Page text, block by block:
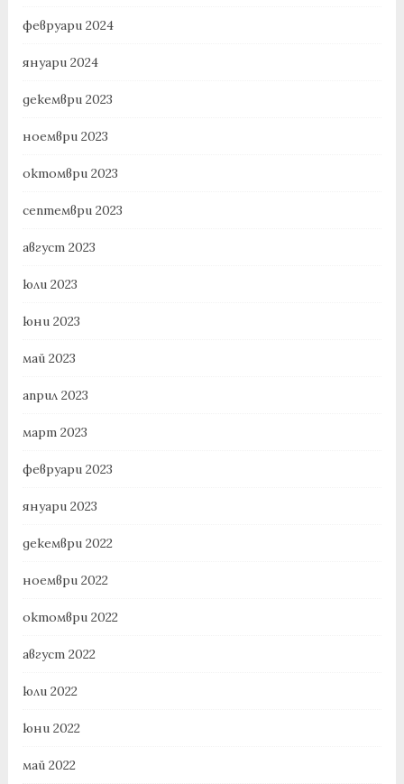
февруари 2024
януари 2024
декември 2023
ноември 2023
октомври 2023
септември 2023
август 2023
юли 2023
юни 2023
май 2023
април 2023
март 2023
февруари 2023
януари 2023
декември 2022
ноември 2022
октомври 2022
август 2022
юли 2022
юни 2022
май 2022